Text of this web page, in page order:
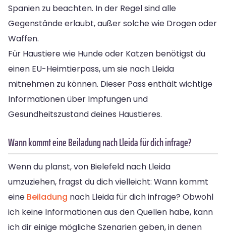
Spanien zu beachten. In der Regel sind alle
Gegenstände erlaubt, außer solche wie Drogen oder
Waffen.
Für Haustiere wie Hunde oder Katzen benötigst du
einen EU-Heimtierpass, um sie nach Lleida
mitnehmen zu können. Dieser Pass enthält wichtige
Informationen über Impfungen und
Gesundheitszustand deines Haustieres.
Wann kommt eine Beiladung nach Lleida für dich infrage?
Wenn du planst, von Bielefeld nach Lleida
umzuziehen, fragst du dich vielleicht: Wann kommt
eine Beiladung nach Lleida für dich infrage? Obwohl
ich keine Informationen aus den Quellen habe, kann
ich dir einige mögliche Szenarien geben, in denen